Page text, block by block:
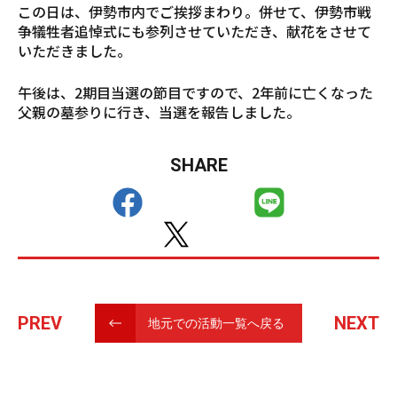
この日は、伊勢市内でご挨拶まわり。併せて、伊勢市戦
争犠牲者追悼式にも参列させていただき、献花をさせて
いただきました。
午後は、2期目当選の節目ですので、2年前に亡くなった
父親の墓参りに行き、当選を報告しました。
SHARE
PREV 地元での活動一覧へ戻る NEXT